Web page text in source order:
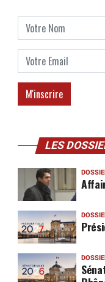
LES